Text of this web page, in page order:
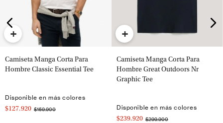
+
Camiseta Manga Corta Para
Hombre Classic Essential Tee
Disponible en más colores
$127.920 $159.900
+
Camiseta Manga Corta Para
Hombre Great Outdoors Nr
Graphic Tee
Disponible en más colores
$239.920 $299.900